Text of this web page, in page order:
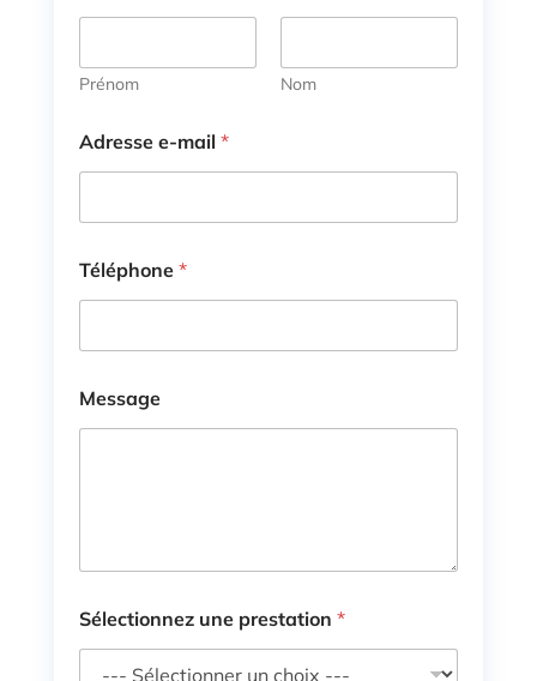
Prénom Nom
Adresse e-mail *
Téléphone *
Message
e
s
Sélectionnez une prestation *